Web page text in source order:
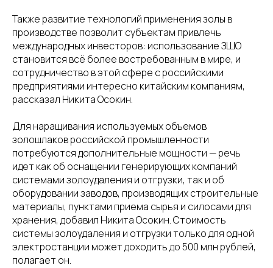
Также развитие технологий применения золы в
производстве позволит субъектам привлечь
международных инвесторов: использование ЗШО
становится всё более востребованным в мире, и
сотрудничество в этой сфере с российскими
предприятиями интересно китайским компаниям,
рассказал Никита Осокин.
Для наращивания используемых объемов
золошлаков российской промышленности
потребуются дополнительные мощности — речь
идет как об оснащении генерирующих компаний
системами золоудаления и отгрузки, так и об
оборудовании заводов, производящих строительные
материалы, пунктами приема сырья и силосами для
хранения, добавил Никита Осокин. Стоимость
системы золоудаления и отгрузки только для одной
электростанции может доходить до 500 млн рублей,
полагает он.